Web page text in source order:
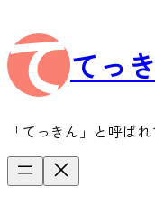
容
を
ス
ッ
てっ
「てっきん」と呼ば